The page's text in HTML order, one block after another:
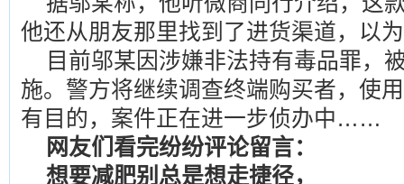
他还从朋友那里找到了进货渠道，以
目前邬某因涉嫌非法持有毒品罪，
施。警方将继续调查终端购买者，使
有目的，案件正在进一步侦办中……
网友们看完纷纷评论留言：
想要减肥别总是想走捷径，